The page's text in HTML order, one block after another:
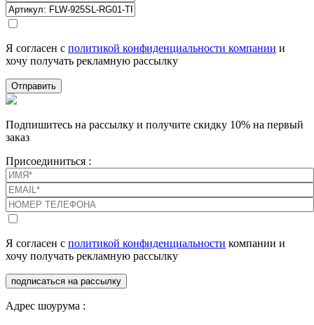
Я согласен с политикой конфиденциальности компании и
хочу получать рекламную рассылку
Отправить
Подпишитесь на рассылку и получите скидку 10% на первый
заказ
Присоединиться :
Я согласен с политикой конфиденциальности компании и
хочу получать рекламную рассылку
подписаться на рассылку
Адрес шоурума :